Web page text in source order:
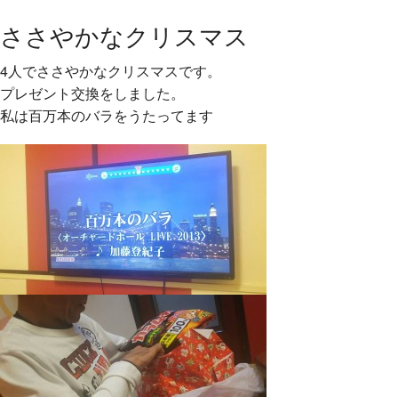
ささやかなクリスマス
4人でささやかなクリスマスです。
プレゼント交換をしました。
私は百万本のバラをうたってます